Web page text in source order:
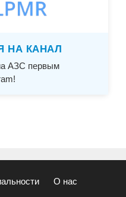
НА КАНАЛ
АЗС первым
О нас